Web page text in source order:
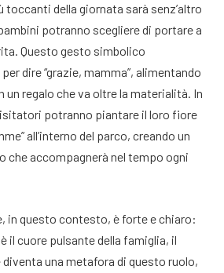
toccanti della giornata sarà senz’altro
potranno scegliere di portare a
Questo gesto simbolico
dire “grazie, mamma”, alimentando
regalo che va oltre la materialità. In
potranno piantare il loro fiore
all’interno del parco, creando un
che accompagnerà nel tempo ogni
in questo contesto, è forte e chiaro:
il cuore pulsante della famiglia, il
diventa una metafora di questo ruolo,